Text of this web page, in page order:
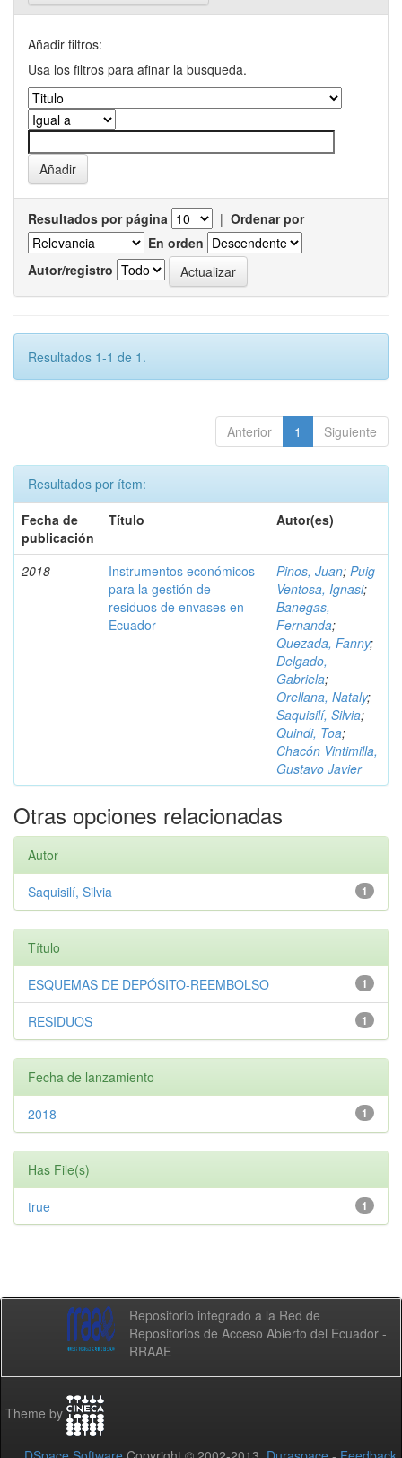
Añadir filtros:
Usa los filtros para afinar la busqueda.
Resultados por página | Ordenar por
En orden
Autor/registro
Resultados 1-1 de 1.
Anterior 1 Siguiente
Resultados por ítem:
Fecha de
publicación
Título Autor(es)
2018
Instrumentos económicos
para la gestión de
residuos de envases en
Ecuador
Pinos, Juan; Puig
Ventosa, Ignasi;
Banegas,
Fernanda;
Quezada, Fanny;
Delgado,
Gabriela;
Orellana, Nataly;
Saquisilí, Silvia;
Quindi, Toa;
Chacón Vintimilla,
Gustavo Javier
Otras opciones relacionadas
Autor
1
Saquisilí, Silvia
Título
1
ESQUEMAS DE DEPÓSITO-REEMBOLSO
1
RESIDUOS
Fecha de lanzamiento
1
2018
Has File(s)
1
true
Repositorio integrado a la Red de
Repositorios de Acceso Abierto del Ecuador -
RRAAE
Theme by